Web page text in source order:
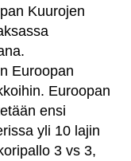
Kuurojen
Euroopan
Euroopan
ensi
yli 10 lajin
3 vs 3,